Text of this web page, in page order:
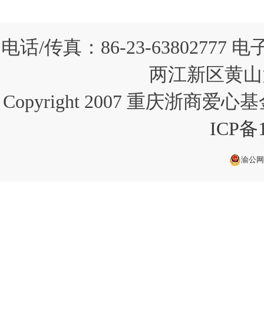
电话/传真：86-23-63802777 电
两江新区黄
Copyright 2007 重庆浙商爱心
ICP备
渝公